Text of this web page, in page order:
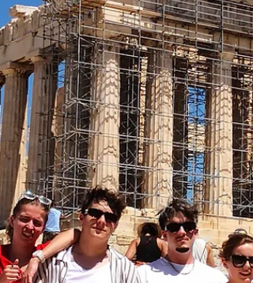
confiserie artisanale où les enfants ont